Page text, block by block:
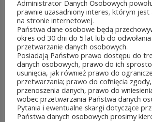
jest aż 30 mln zł!
województwa
po...
CZYTAJ DALEJ
JUBILEUSZOWE XXV MISTRZOSTWA
Administrator Danych Osobowych
prawnie uzasadniony interes, którym jest
na stronie internetowej.
Państwa dane osobowe będą
okres od 30 dni do 5 lat lub do
przetwarzanie danych osobowych.
Posiadają Państwo prawo dostępu do
danych osobowych, prawo do ich
usunięcia, jak również prawo do
przetwarzania; prawo do cofnięcia
przenoszenia danych, prawo do
wobec przetwarzania Państwa danych
Pytania i ewentualne skargi dotyczące
Państwa danych osobowych prosimy